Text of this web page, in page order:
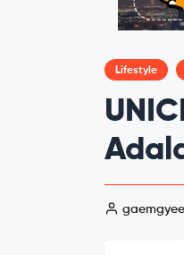
Lifestyle
gaemgyee